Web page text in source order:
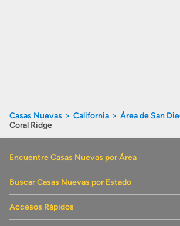
Casas Nuevas California Área de San
Coral Ridge
Encuentre Casas Nuevas por Área
Buscar Casas Nuevas por Estado
Accesos Rápidos